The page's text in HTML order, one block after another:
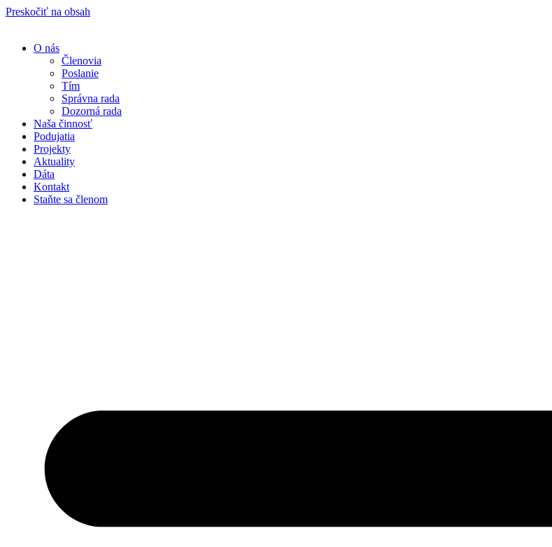
Preskočiť na obsah
O nás
Členovia
Poslanie
Tím
Správna rada
Dozorná rada
Naša činnosť
Podujatia
Projekty
Aktuality
Dáta
Kontakt
Staňte sa členom